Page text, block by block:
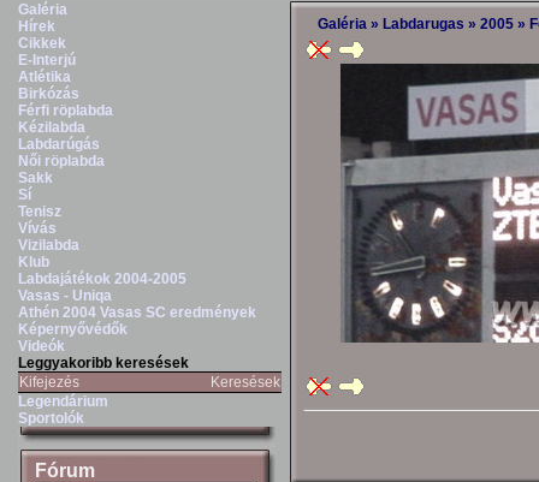
Galéria
Hírek
Cikkek
E-Interjú
Atlétika
Birkózás
Férfi röplabda
Kézilabda
Labdarúgás
Női röplabda
Sakk
Sí
Tenisz
Vívás
Vizilabda
Klub
Labdajátékok 2004-2005
Vasas - Uniqa
Athén 2004 Vasas SC eredmények
Képernyővédők
Videók
Leggyakoribb keresések
Kifejezés
Keresések
Legendárium
Sportolók
Fórum
Galéria » Labdarugas » 2005 »